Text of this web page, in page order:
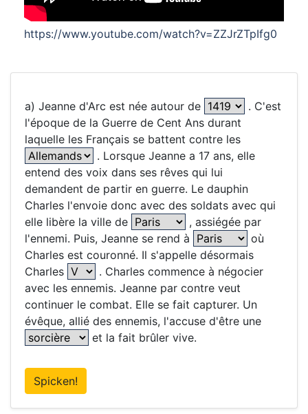
https://www.youtube.com/watch?v=ZZJrZTpIfg0
a) Jeanne d'Arc est née autour de
. C'est
l'époque de la Guerre de Cent Ans durant
laquelle les Français se battent contre les
. Lorsque Jeanne a 17 ans, elle
entend des voix dans ses rêves qui lui
demandent de partir en guerre. Le dauphin
Charles l'envoie donc avec des soldats avec qui
elle libère la ville de
, assiégée par
l'ennemi. Puis, Jeanne se rend à
où
Charles est couronné. Il s'appelle désormais
Charles
. Charles commence à négocier
avec les ennemis. Jeanne par contre veut
continuer le combat. Elle se fait capturer. Un
évêque, allié des ennemis, l'accuse d'être une
et la fait brûler vive.
Spicken!